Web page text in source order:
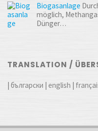
Biogasanlage
möglich,
Dünger…
TRANSLATION /
|български |english |